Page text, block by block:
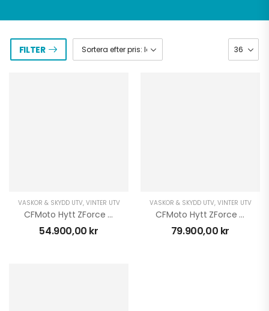
FILTER
VÄSKOR & SKYDD UTV, VINTER UTV
CFMoto Hytt ZForce 950 Sport
54.900,00 kr
VÄSKOR & SKYDD UTV, VINTER UTV
CFMoto Hytt ZForce 950XL Sport
79.900,00 kr